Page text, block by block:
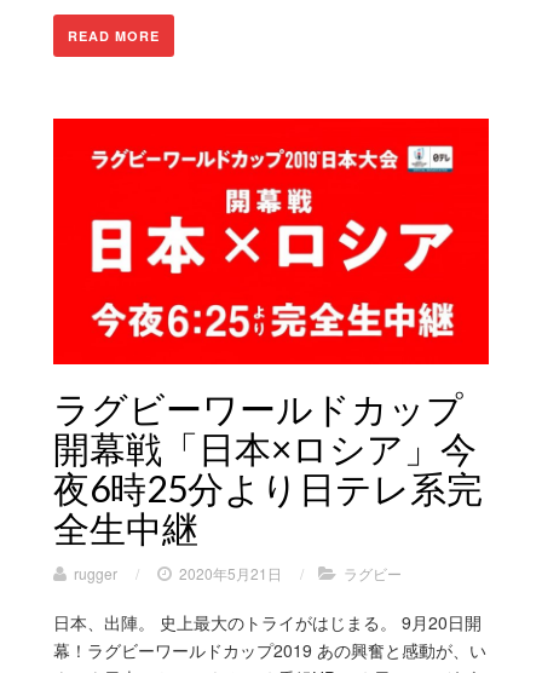
READ MORE
ラグビーワールドカップ
開幕戦「日本×ロシア」今
夜6時25分より日テレ系完
全生中継
rugger / 2020年5月21日 / ラグビー
日本、出陣。 史上最大のトライがはじまる。 9月20日開
幕！ラグビーワールドカップ2019 あの興奮と感動が、い